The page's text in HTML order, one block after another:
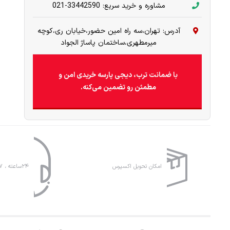
مشاوره و خرید سریع: 33442590-021
آدرس: تهران،سه راه امین حضور،خیابان ری،کوچه
میرمطهری،ساختمان پاساژ الجواد
با ضمانت ترب، دیجی پارسه خریدی امن و
مطمئن رو تضمین می‌کنه.
امکان تحویل اکسپرس ۲۴ساعته ، ۷روز هفته